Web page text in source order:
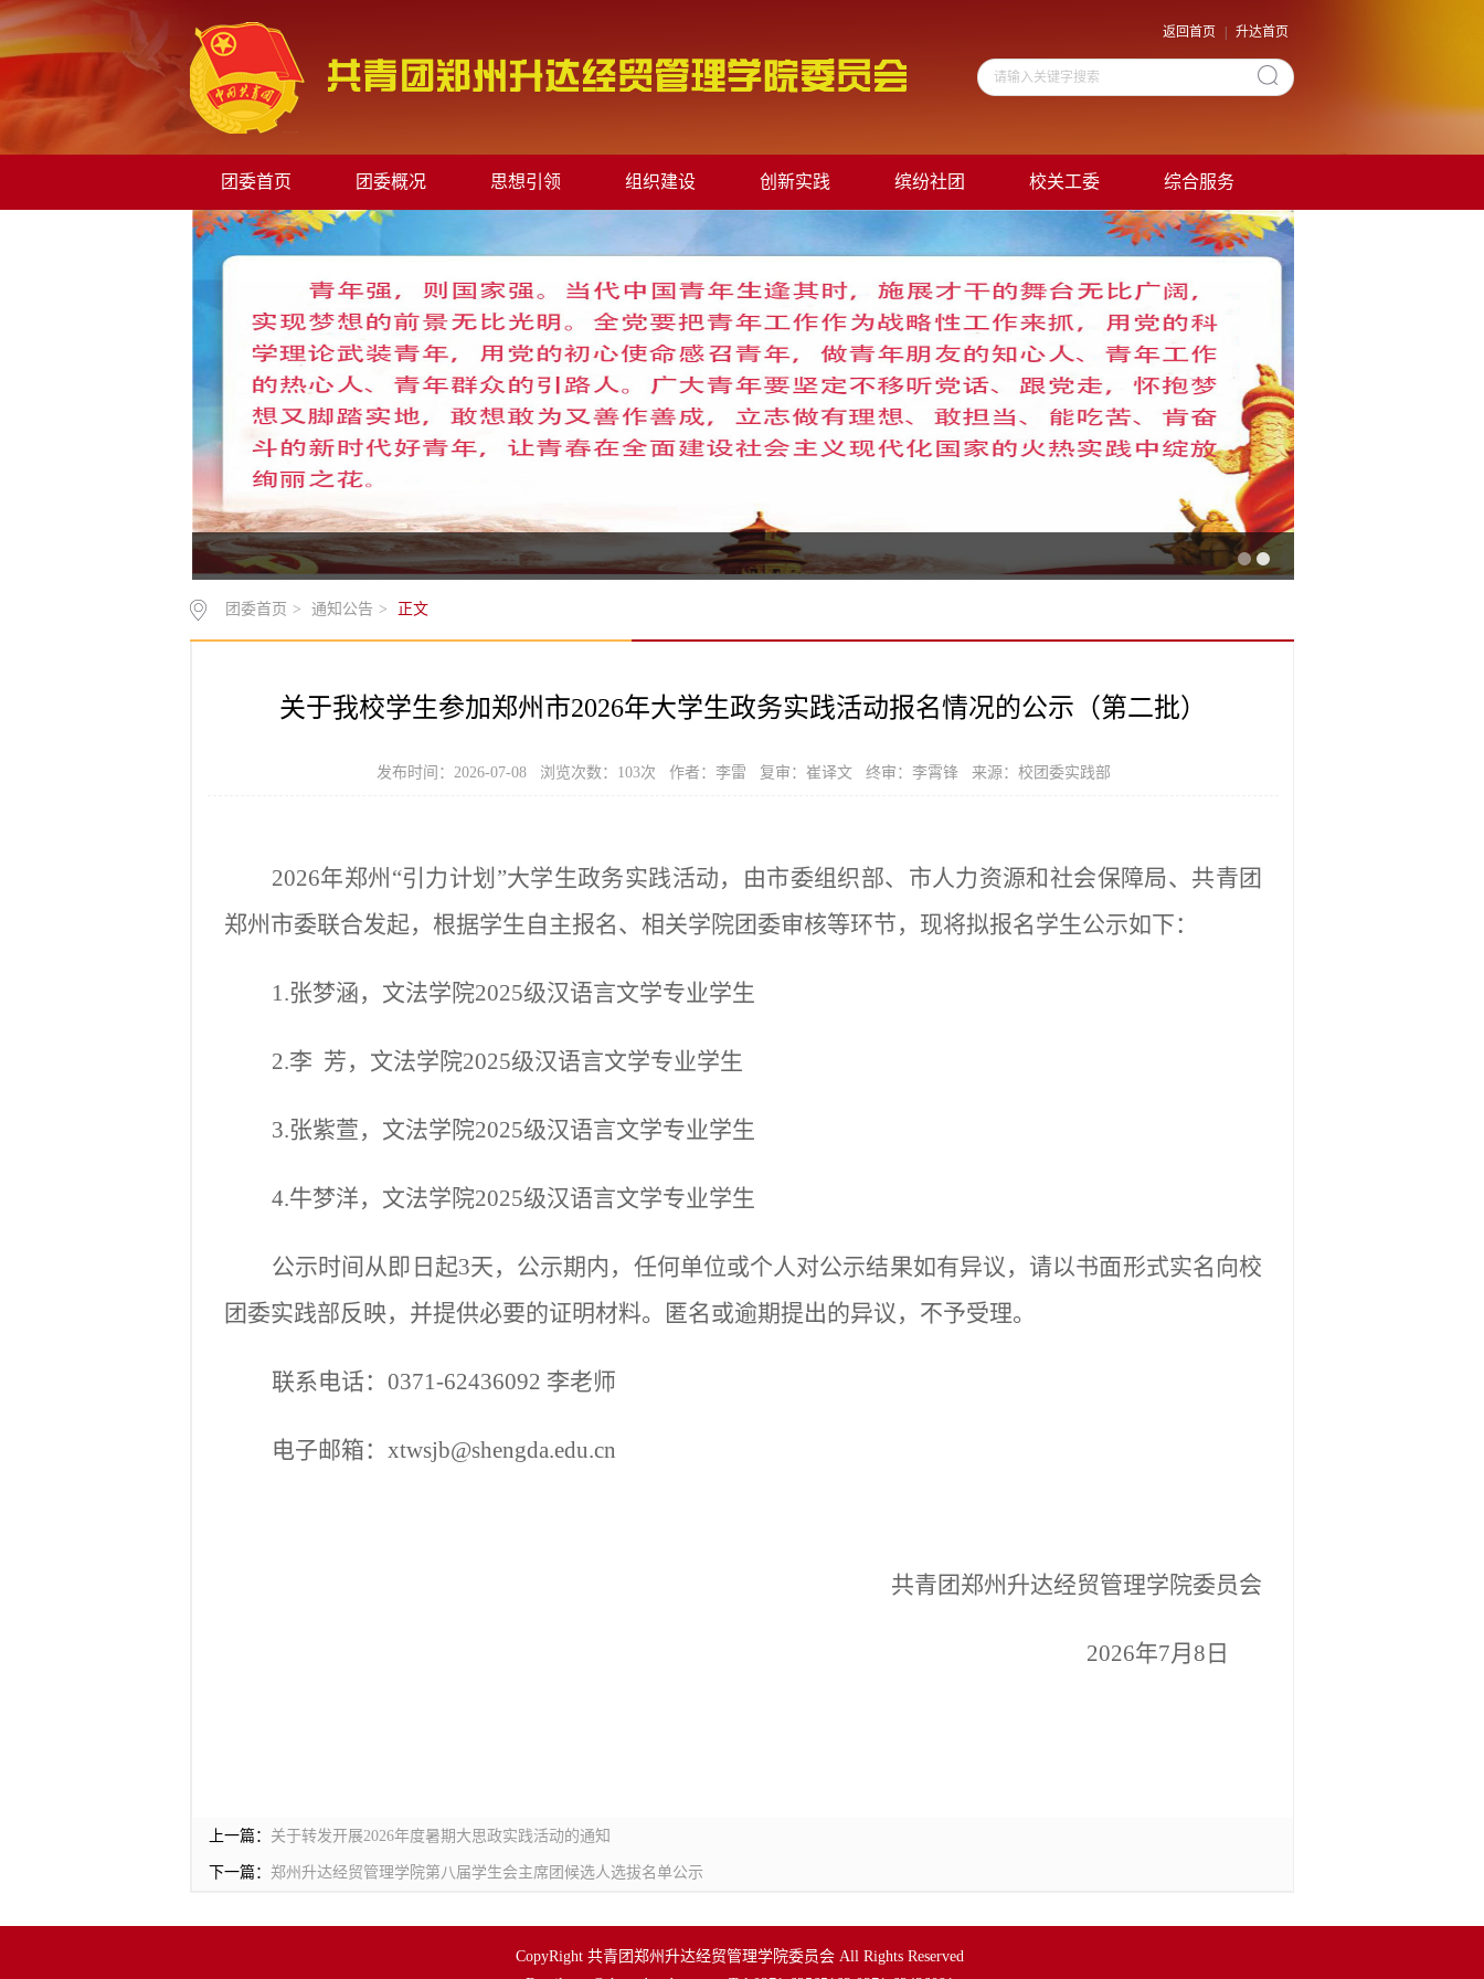
返回首页 升达首页
团委首页 团委概况 思想引领 组织建设 创新实践 缤纷社团 校关工委 综合服务
团委首页 > 通知公告 > 正文
关于我校学生参加郑州市2026年大学生政务实践活动报名情况的公示（第二批）
发布时间：2026-07-08 浏览次数： 103次 作者：李雷 复审：崔译文 终审：李霄锋 来源：校团委实践部
2026年郑州“引力计划”大学生政务实践活动，由市委组织部、市人力资源和社会保障局、共青团
郑州市委联合发起，根据学生自主报名、相关学院团委审核等环节，现将拟报名学生公示如下：
1.张梦涵，文法学院2025级汉语言文学专业学生
2.李 芳，文法学院2025级汉语言文学专业学生
3.张紫萱，文法学院2025级汉语言文学专业学生
4.牛梦洋，文法学院2025级汉语言文学专业学生
公示时间从即日起3天，公示期内，任何单位或个人对公示结果如有异议，请以书面形式实名向校
团委实践部反映，并提供必要的证明材料。匿名或逾期提出的异议，不予受理。
联系电话： 0371-62436092 李老师
电子邮箱： xtwsjb@shengda.edu.cn
共青团郑州升达经贸管理学院委员会
2026年7月8日
上一篇： 关于转发开展2026年度暑期大思政实践活动的通知
下一篇： 郑州升达经贸管理学院第八届学生会主席团候选人选拔名单公示
CopyRight 共青团郑州升达经贸管理学院委员会 All Rights Reserved